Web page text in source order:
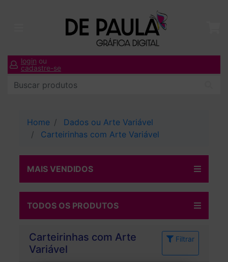
login ou
cadastre-se
Home
Dados ou Arte Variável
Carteirinhas com Arte Variável
MAIS VENDIDOS
TODOS OS PRODUTOS
Carteirinhas com Arte
Variável
Filtrar